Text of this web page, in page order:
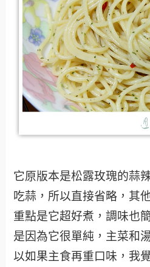
它原版本是松露玫瑰的蒜
吃蒜，所以直接省略，其
重點是它超好煮，調味也
是因為它很單純，主菜和
以如果主食再重口味，我